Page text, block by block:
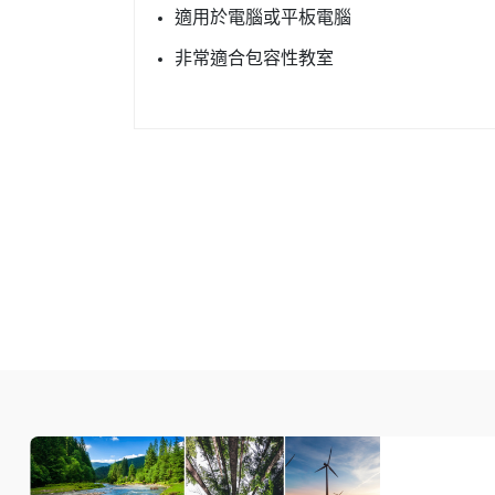
適用於電腦或平板電腦
非常適合包容性教室